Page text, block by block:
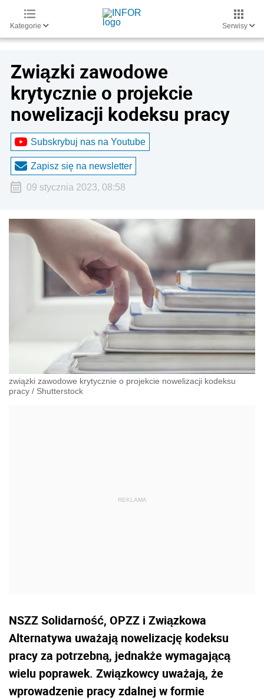
Kategorie Serwisy
Związki zawodowe
krytycznie o projekcie
nowelizacji kodeksu pracy
Subskrybuj nas na Youtube
Zapisz się na newsletter
09 stycznia 2023, 08:58
związki zawodowe krytycznie o projekcie nowelizacji kodeksu
pracy / Shutterstock
NSZZ Solidarność, OPZZ i Związkowa
Alternatywa uważają nowelizację kodeksu
pracy za potrzebną, jednakże wymagającą
wielu poprawek. Związkowcy uważają, że
wprowadzenie pracy zdalnej w formie